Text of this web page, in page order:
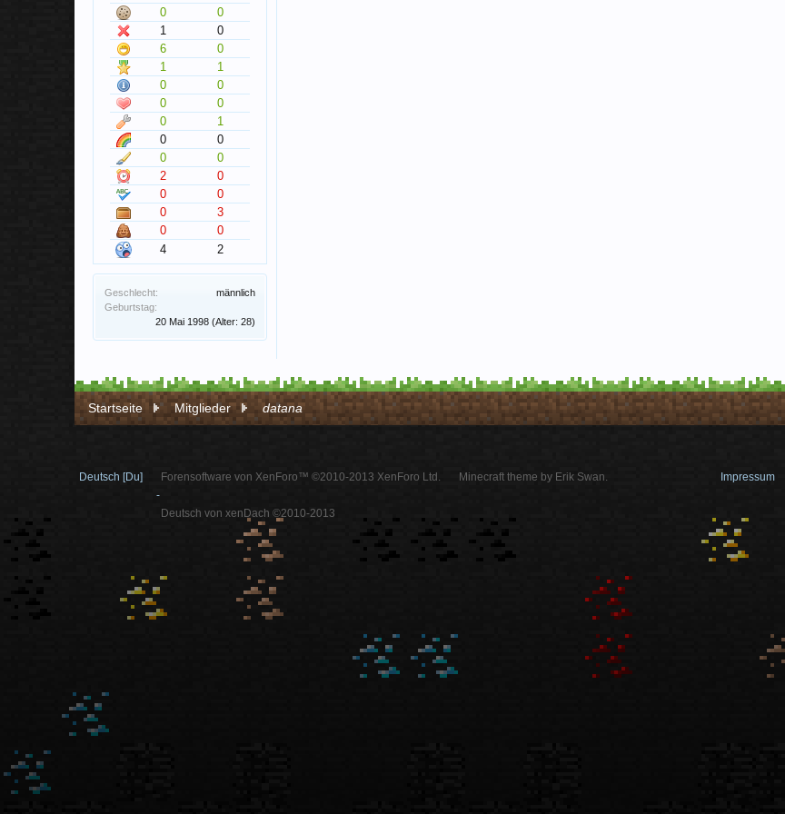
0
0
1
0
6
0
1
1
0
0
0
0
0
1
0
0
0
0
2
0
0
0
0
3
0
0
4
2
Geschlecht:
männlich
Geburtstag:
20 Mai 1998 (Alter: 28)
Startseite Mitglieder datana
Deutsch [Du]
Forensoftware von XenForo™ ©2010-2013 XenForo Ltd.
-
Deutsch von xenDach ©2010-2013
Minecraft theme by Erik Swan. Impressum